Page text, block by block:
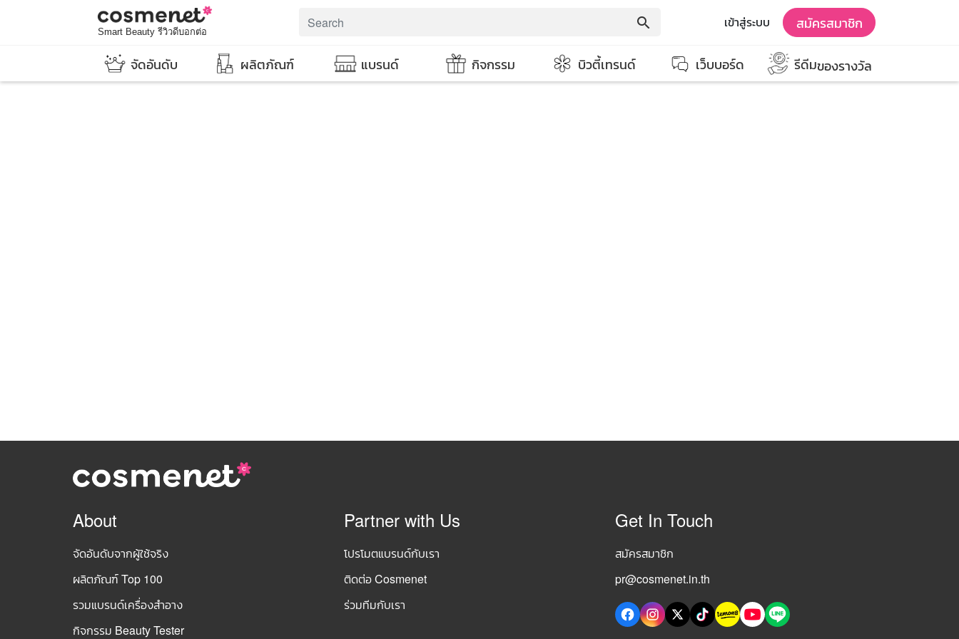
Smart Beauty รีวิวดีบอกต่อ
search เข้าสู่ระบบ สมัครสมาชิก
จัดอันดับ ผลิตภัณฑ์ แบรนด์ กิจกรรม บิวตี้เทรนด์ เว็บบอร์ด รีดีมของรางวัล
About
จัดอันดับจากผู้ใช้จริง
ผลิตภัณฑ์ Top 100
รวมแบรนด์เครื่องสำอาง
กิจกรรม Beauty Tester
Partner with Us
โปรโมตแบรนด์กับเรา
ติดต่อ Cosmenet
ร่วมทีมกับเรา
Get In Touch
สมัครสมาชิก
pr@cosmenet.in.th